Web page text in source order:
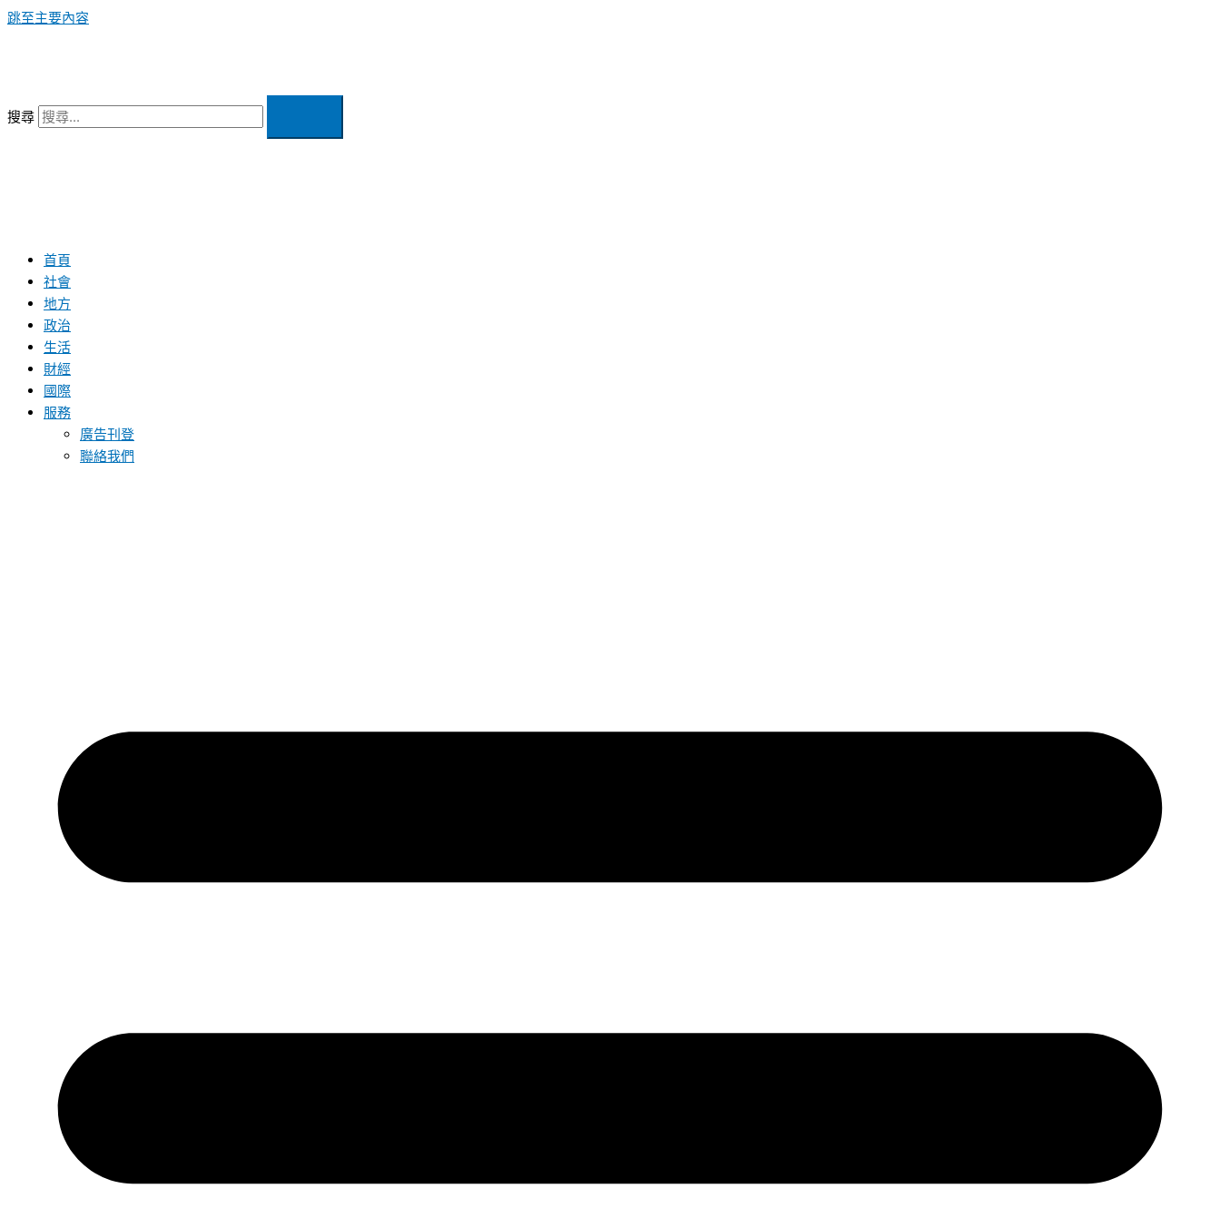
跳至主要內容
搜尋
首頁
社會
地方
政治
生活
財經
國際
服務
廣告刊登
聯絡我們